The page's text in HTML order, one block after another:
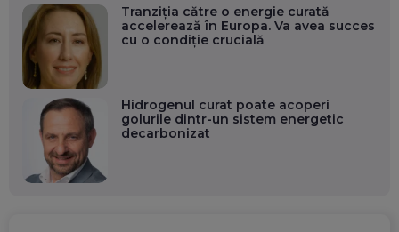
Tranziția către o energie curată
accelerează în Europa. Va avea succes
cu o condiție crucială
Hidrogenul curat poate acoperi
golurile dintr-un sistem energetic
decarbonizat